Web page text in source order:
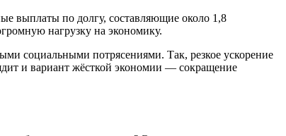
выплаты по долгу, составляющие около 1,8
нагрузку на экономику.
социальными потрясениями. Так, резкое ускорение
и вариант жёсткой экономии — сокращение